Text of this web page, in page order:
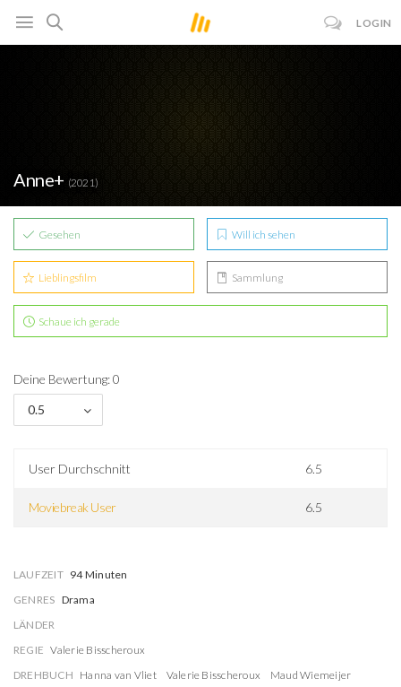
LOGIN
Anne+ (2021)
Gesehen Will ich sehen
Lieblingsfilm Sammlung
Schaue ich gerade
Deine Bewertung: 0
0.5
User Durchschnitt 6.5
Moviebreak User 6.5
LAUFZEIT 94 Minuten
GENRES Drama
LÄNDER
REGIE Valerie Bisscheroux
DREHBUCH Hanna van Vliet Valerie Bisscheroux
Maud Wiemeijer